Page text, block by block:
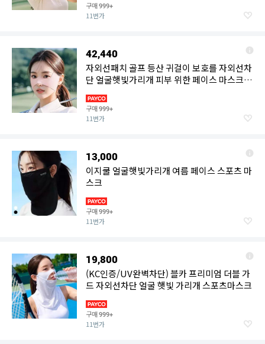
구매999+
11번가
42,440
자외선패치 골프 등산 귀걸이 보호를 자외선차
단 얼굴햇빛가리개 피부 위한 페이스 마스크
구매999+
11번가
13,000
이지쿨 얼굴햇빛가리개 여름 페이스 스포츠 마
스크
구매999+
11번가
19,800
(KC인증/UV완벽차단) 블카 프리미엄 더블 가
드 자외선차단 얼굴 햇빛 가리개 스포츠마스크
구매999+
11번가